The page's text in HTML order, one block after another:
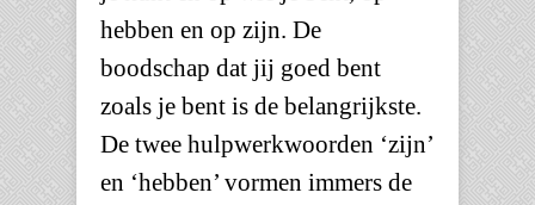
hebben en op zijn. De
boodschap dat jij goed bent
zoals je bent is de belangrijkste.
De twee hulpwerkwoorden ‘zijn’
en ‘hebben’ vormen immers de